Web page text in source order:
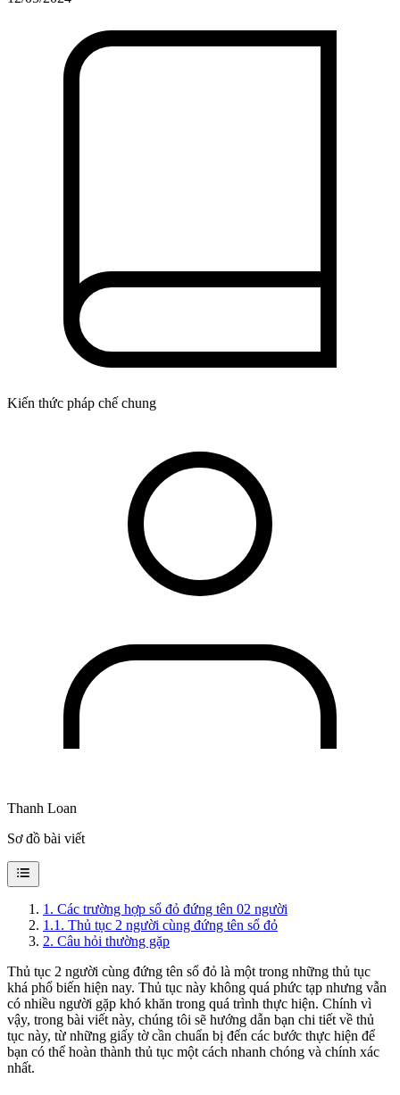
Kiến thức pháp chế chung
Thanh Loan
Sơ đồ bài viết
1 . Các trường hợp sổ đỏ đứng tên 02 người
1.1 . Thủ tục 2 người cùng đứng tên sổ đỏ
2. Câu hỏi thường gặp
Thủ tục 2 người cùng đứng tên sổ đỏ là một trong những thủ tục
khá phổ biến hiện nay. Thủ tục này không quá phức tạp nhưng vẫn
có nhiều người gặp khó khăn trong quá trình thực hiện. Chính vì
vậy, trong bài viết này, chúng tôi sẽ hướng dẫn bạn chi tiết về thủ
tục này, từ những giấy tờ cần chuẩn bị đến các bước thực hiện để
bạn có thể hoàn thành thủ tục một cách nhanh chóng và chính xác
nhất.